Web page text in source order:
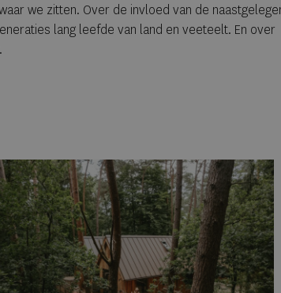
we zitten. Over de invloed van de
lang leefde van land en veeteelt. En over